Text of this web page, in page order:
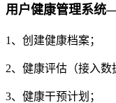
用户健康管理系统
1、创建健康档案；
2、健康评估（接入数
3、健康干预计划；